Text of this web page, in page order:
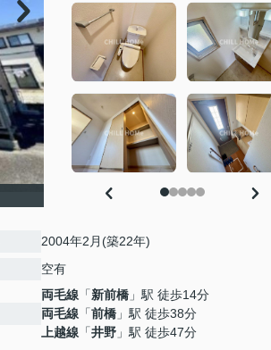
2004年2月(築22年)
空有
両毛線 「新前橋 」駅 徒歩14分
両毛線 「前橋 」駅 徒歩38分
上越線 「井野 」駅 徒歩47分